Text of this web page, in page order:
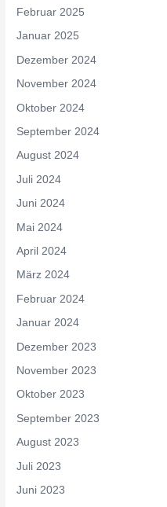
Februar 2025
Januar 2025
Dezember 2024
November 2024
Oktober 2024
September 2024
August 2024
Juli 2024
Juni 2024
Mai 2024
April 2024
März 2024
Februar 2024
Januar 2024
Dezember 2023
November 2023
Oktober 2023
September 2023
August 2023
Juli 2023
Juni 2023